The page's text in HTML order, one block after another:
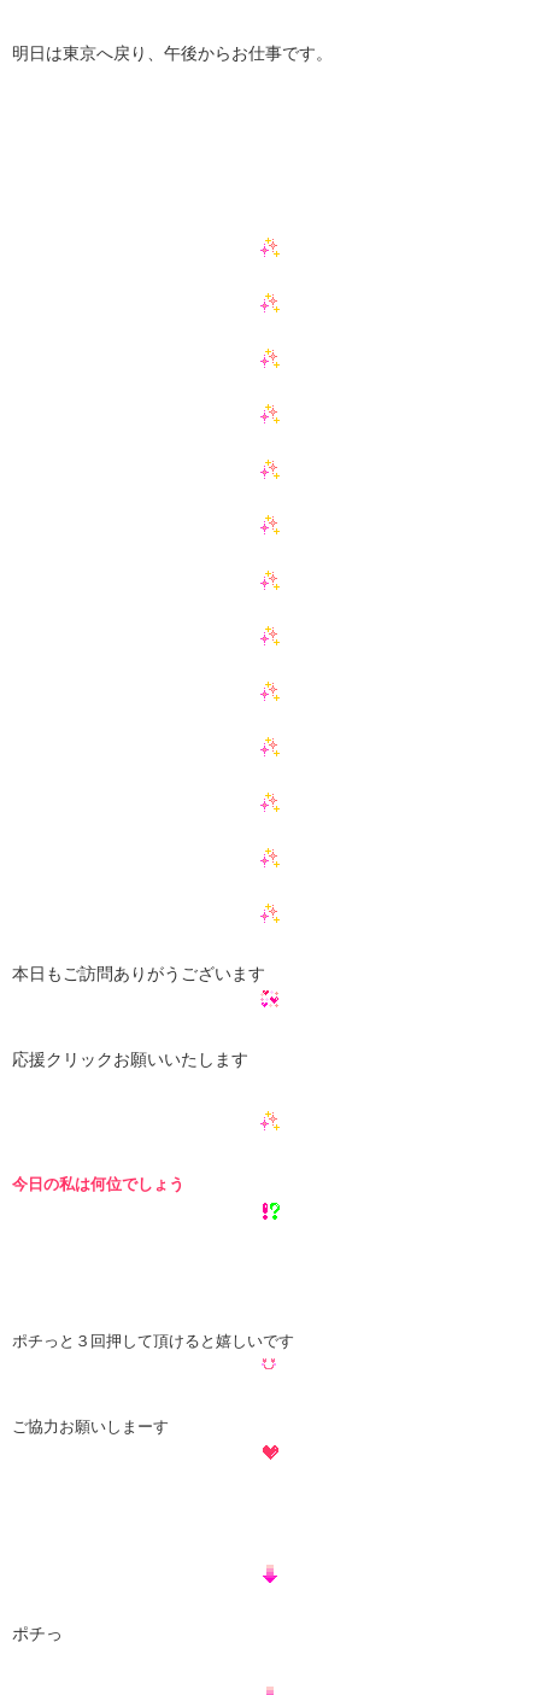
明日は東京へ戻り、午後からお仕事です。
本日もご訪問ありがうございます
応援クリックお願いいたします
今日の私は何位でしょう
ポチっと３回押して頂けると嬉しいです
ご協力お願いしまーす
ポチっ